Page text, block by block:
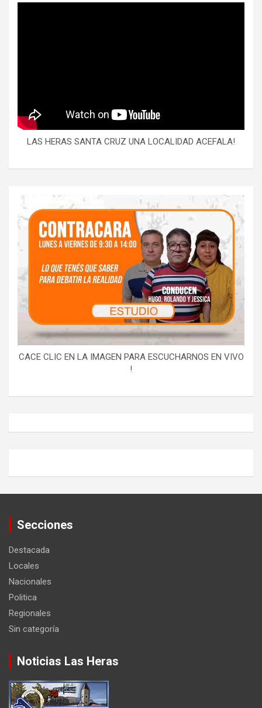
LAS HERAS SANTA CRUZ UNA LOCALIDAD ACEFALA!
CACE CLIC EN LA IMAGEN PARA ESCUCHARNOS EN VIVO
!
Secciones
Destacada
Locales
Nacionales
Politica
Regionales
Sin categoría
Noticias Las Heras